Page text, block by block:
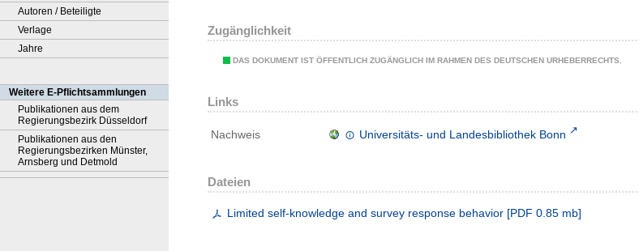
Autoren / Beteiligte
Verlage
Jahre
Weitere E-Pflichtsammlungen
Publikationen aus dem
Regierungsbezirk Düsseldorf
Publikationen aus den
Regierungsbezirken Münster,
Arnsberg und Detmold
Zugänglichkeit
DAS DOKUMENT IST ÖFFENTLICH ZUGÄNGLICH IM RAHMEN DES DEUTSCHEN URHEBERRECHTS.
Links
Nachweis Universitäts- und Landesbibliothek Bonn
Dateien
Limited self-knowledge and survey response behavior [PDF 0.85 mb]